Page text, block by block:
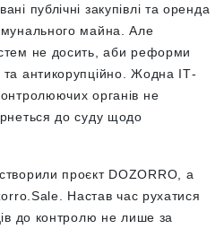
публічні закупівлі та оренда
майна. Але
не досить, аби реформи
та антикорупційно. Жодна ІТ-
органів не
до суду щодо
проєкт DOZORRO, а
Настав час рухатися
до контролю не лише за